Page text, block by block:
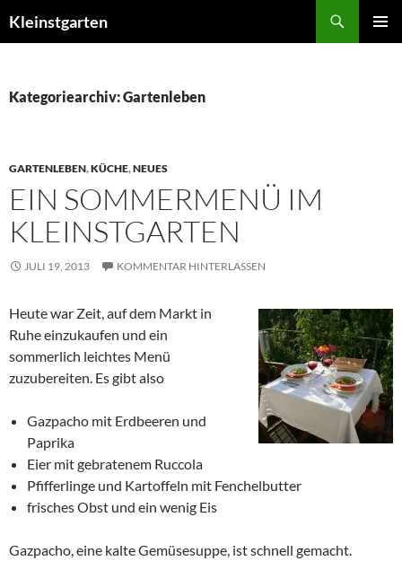
Inhalt
Kleinstgarten
Kategoriearchiv: Gartenleben
GARTENLEBEN,KÜCHE,NEUES
EIN SOMMERMENÜ IM
KLEINSTGARTEN
JULI 19, 2013 KOMMENTAR HINTERLASSEN
Heute war Zeit, auf dem Markt in
Ruhe einzukaufen und ein
sommerlich leichtes Menü
zuzubereiten. Es gibt also
Gazpacho mit Erdbeeren und
Paprika
Eier mit gebratenem Ruccola
Pfifferlinge und Kartoffeln mit Fenchelbutter
frisches Obst und ein wenig Eis
Gazpacho, eine kalte Gemüsesuppe, ist schnell gemacht.